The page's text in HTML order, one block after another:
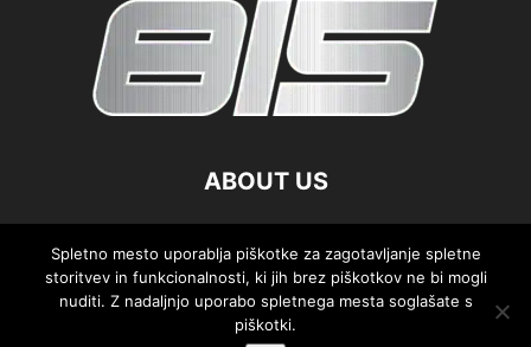
ABOUT US
FOLLOW US
Spletno mesto uporablja piškotke za zagotavljanje spletne
storitvev in funkcionalnosti, ki jih brez piškotkov ne bi mogli
nuditi. Z nadaljnjo uporabo spletnega mesta soglašate s
piškotki.